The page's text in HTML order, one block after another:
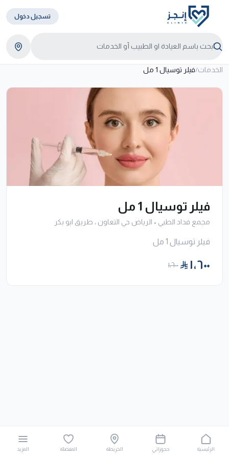
تسجيل دخول
الخدمات/فيلر توسيال 1 مل
فيلر توسيال 1 مل
مجمع فداد الطبي • الرياض حي التعاون ، طريق ابو بكر
فيلر توسيال 1 مل
١٬٦٠٠ ١٬٦٠٠
الرئيسية حجوزاتي الخريطة المفضلة المزيد